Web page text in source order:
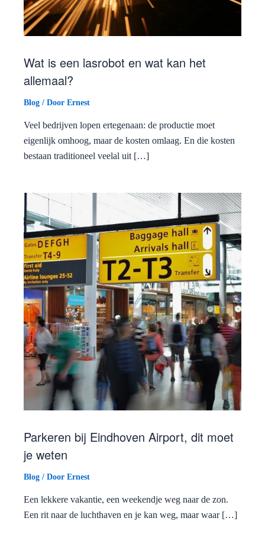
Wat is een lasrobot en wat kan het
allemaal?
Blog / Door Ernest
Veel bedrijven lopen ertegenaan: de productie moet
eigenlijk omhoog, maar de kosten omlaag. En die kosten
bestaan traditioneel veelal uit […]
Parkeren bij Eindhoven Airport, dit moet
je weten
Blog / Door Ernest
Een lekkere vakantie, een weekendje weg naar de zon.
Een rit naar de luchthaven en je kan weg, maar waar […]